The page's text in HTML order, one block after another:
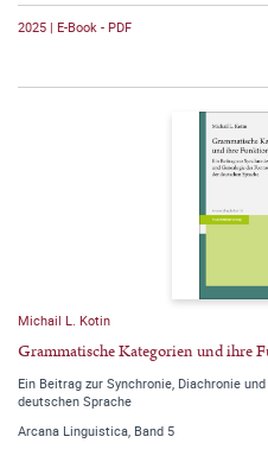
2025 | E-Book - PDF
Michail L. Kotin
Grammatische Kategorien und ihre
Ein Beitrag zur Synchronie, Diachronie
deutschen Sprache
Arcana Linguistica, Band 5